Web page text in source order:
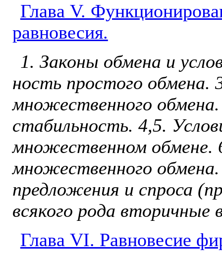
Глава V.
равновесия.
1. Законы обмена и
ность простого обмена.
множественного
стабильность. 4,5.
множественном обмене.
множественного
предложения и спроса
всякого рода вторичные
Глава VI. Равновесие